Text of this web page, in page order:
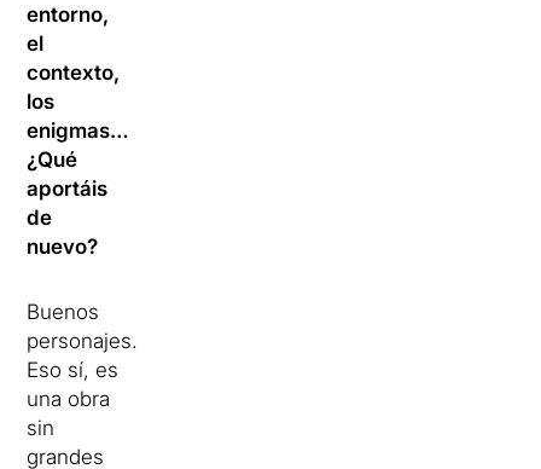
entorno,
el
contexto,
los
enigmas…
¿Qué
aportáis
de
nuevo?
Buenos
personajes.
Eso sí, es
una obra
sin
grandes